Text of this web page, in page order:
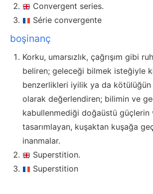
Convergent series.
Série convergente
boşinanç
Korku, umarsızlık, çağrışım gibi
beliren; geleceği bilmek isteğiyle
benzerlikleri iyilik ya da
olarak değerlendiren; bilimin ve
kabullenmediği doğaüstü güçlerin
tasarımlayan, kuşaktan kuşağa
inanmalar.
Superstition.
Superstition